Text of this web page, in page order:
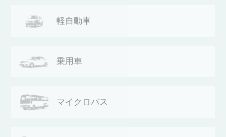
軽自動車
乗用車
マイクロバス